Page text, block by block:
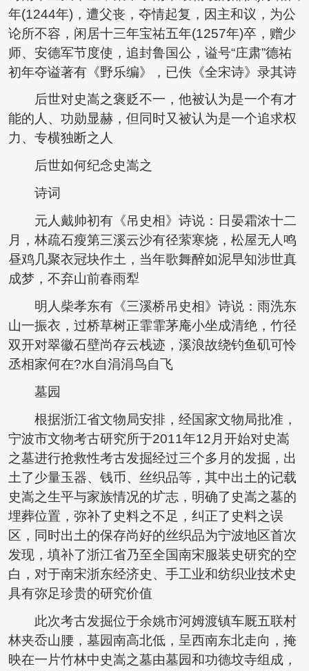
年(1244年)，遭父丧，夺情起复，因主和议，为公
论所不容，闲居十三年宝祐五年(1257年)卒，赠少
师、安德军节度使，追封鲁国公，谥号“庄肃”德祐
初年夺谥著有《野乐编》，已佚《全宋诗》录其诗
后世对史嵩之褒贬不一，他被认为是一个有才
能的人、功勋显赫，但同时又被认为是一个追求权
力、专横独断之人
后世如何纪念史嵩之
诗词
元人戴帅初有《吊史相》诗说：日晏霜浓十二
月，林疏石瘦第三溪云沙有径萦寒烧，松屋无人鸣
昼鸡几聚衣冠块作土，当年歌舞醉如泥早知涉世真
成梦，不弃山前春雨犁
明人柴孝东有《三溪桥吊史相》诗说：雨洗东
山一振衣，过桥草树正霏霏茅庵小坐成清绝，竹径
双开对翠徽石壁尚存云栈迹，溪浪故绕钓鱼矶可怜
丞相家何在?水自涓涓鸟自飞
墓园
根据浙江省文物局安排，经国家文物局批准，
宁波市文物考古研究所于2011年12月开始对史嵩
之墓进行抢救性考古发掘经过三个多月的发掘，出
土了少量玉器、钱币、丝织品等，其中出土的记载
史嵩之生平与家族情况的圹志，明确了史嵩之墓的
埋葬位置，弥补了史料之不足，纠正了史料之误
区，同时出土的保存尚好的丝织品为宁波地区首次
发现，填补了浙江省乃至全国南宋服装史研究的空
白，对于南宋浙东经济史、手工业和纺织业技术史
具有弥足珍贵的研究价值
此次考古发掘位于余姚市河姆渡镇车厩五联村
林夹岙山腰，墓园南高北低，呈西南东北走向，掩
映在一片竹林中史嵩之墓由墓园和功德坟寺组成，